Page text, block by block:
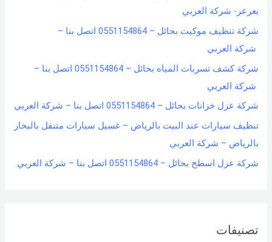
بعرعر- شركة العربي
شركة تنظيف موكيت بحائل – 0551154864 اتصل بنا –
شركة العربي
شركة كشف تسربات المياه بحائل – 0551154864 اتصل بنا –
شركة العربي
شركة عزل خزانات بحائل – 0551154864 اتصل بنا – شركة العربي
تنظيف سيارات عند البيت بالرياض – غسيل سيارات متنقل بالبخار
بالرياض – شركة العربي
شركة عزل اسطح بحائل – 0551154864 اتصل بنا – شركة العربي
تصنيفات